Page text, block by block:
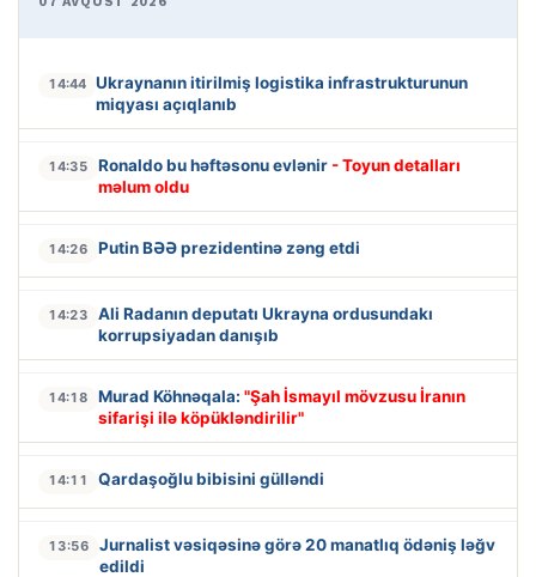
14:44 Ukraynanın itirilmiş logistika infrastrukturunun
miqyası açıqlanıb
14:35 Ronaldo bu həftəsonu evlənir - Toyun detalları
məlum oldu
14:26 Putin BƏƏ prezidentinə zəng etdi
14:23
Ali Radanın deputatı Ukrayna ordusundakı
korrupsiyadan danışıb
14:18 Murad Köhnəqala: "Şah İsmayıl mövzusu İranın
sifarişi ilə köpükləndirilir"
14:11 Qardaşoğlu bibisini gülləndi
13:56
Jurnalist vəsiqəsinə görə 20 manatlıq ödəniş ləğv
edildi